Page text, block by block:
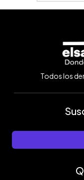
Todos los